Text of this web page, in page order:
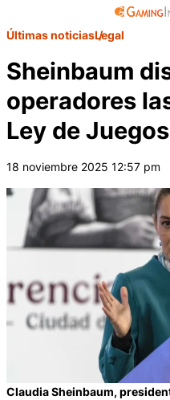
Últimas noticiasLegal
Sheinbaum
operadores
Ley de
18 noviembre 2025 12:57 pm
Claudia Sheinbaum,